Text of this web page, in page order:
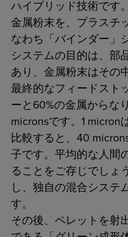
ハイブリッド技術です
金属粉末を、プラスチ
なわち「バインダー」
システムの目的は、部
あり、金属粉末はその
最終的なフィードスト
ーと60%の金属からな
micronsです。1 micron
比較すると、40
子です。平均的な人間
ることをご存じでしょ
し、独自の混合システ
す。
その後、ペレットを射